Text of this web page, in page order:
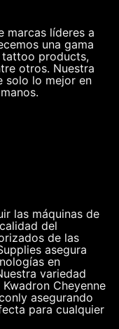
marcas líderes a
una gama
tattoo products,
otros. Nuestra
solo lo mejor en
las máquinas de
del
de las
asegura
en
variedad
Cheyenne
asegurando
para cualquier